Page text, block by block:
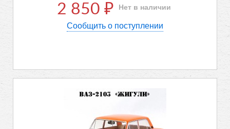
2 850 ₽ Нет в наличии
Сообщить о поступлении